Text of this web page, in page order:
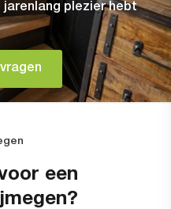
plezier hebt
een